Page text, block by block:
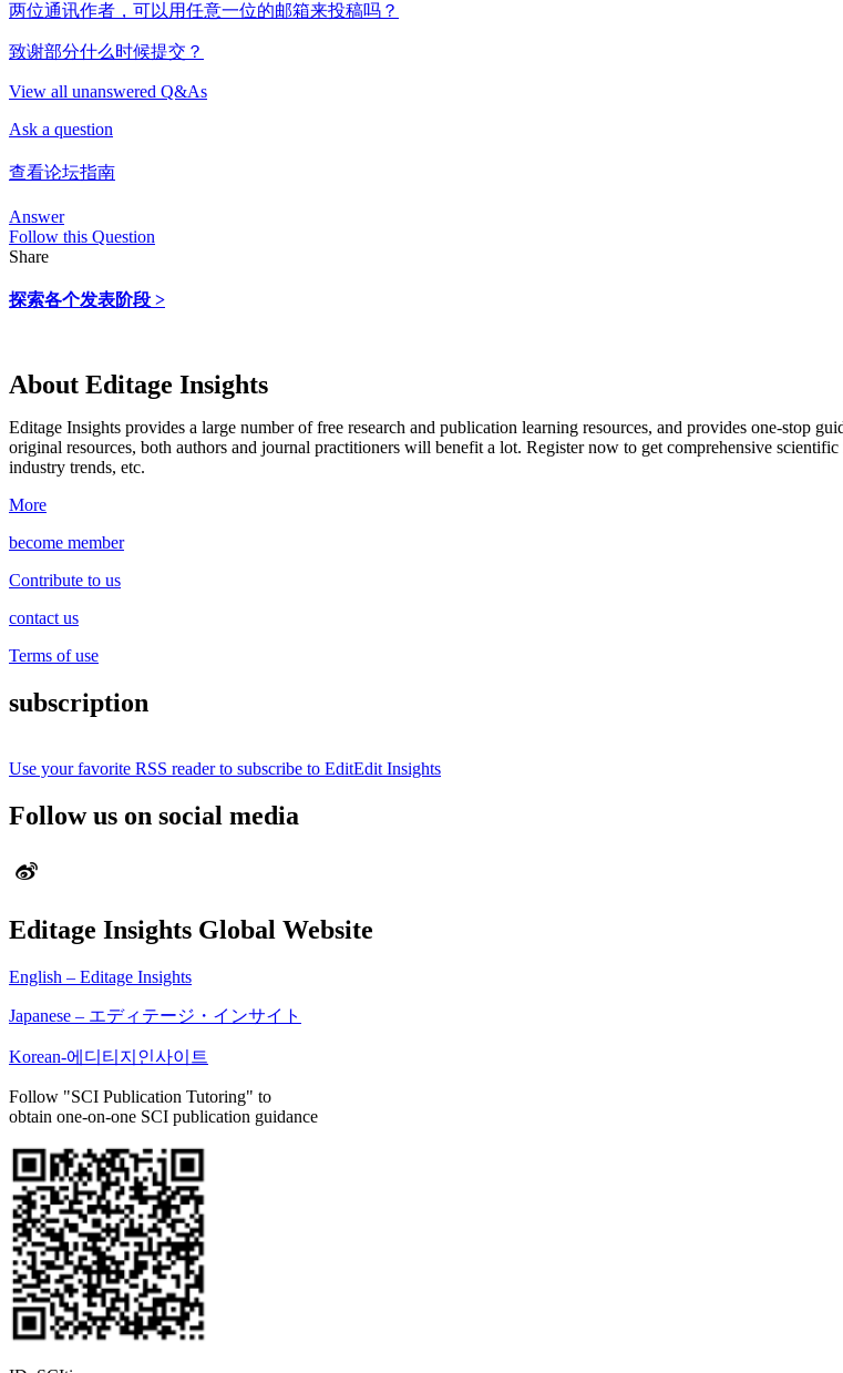
两位通讯作者，可以用任意一位的邮箱来投稿吗？
致谢部分什么时候提交？
View all unanswered Q&As
Ask a question
查看论坛指南
Answer
Follow this Question
Share
探索各个发表阶段 >
About Editage Insights
Editage Insights provides a large number of free research and publication learning resources, and provides one-stop
original resources, both authors and journal practitioners will benefit a lot. Register now to get comprehensive
industry trends, etc.
More
become member
Contribute to us
contact us
Terms of use
subscription
Use your favorite RSS reader to subscribe to EditEdit Insights
Follow us on social media
Editage Insights Global Website
English – Editage Insights
Japanese – エディテージ・インサイト
Korean-에디티지인사이트
Follow "SCI Publication Tutoring" to
obtain one-on-one SCI publication guidance